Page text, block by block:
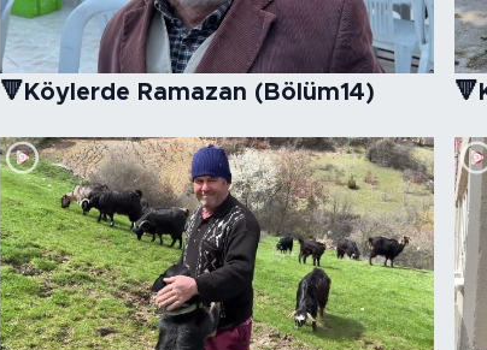
🔻Köylerde Ramazan (Bölüm14)